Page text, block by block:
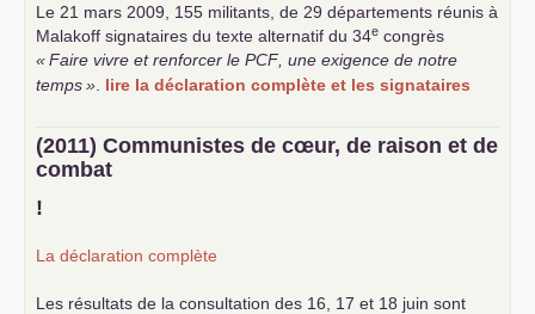
Le 21 mars 2009, 155 militants, de 29 départements réunis à
Malakoff signataires du texte alternatif du 34e congrès
«Faire vivre et renforcer le PCF , une exigence de notre
temps» lire la déclaration complète et les signataires
(2011) Communistes de cœur, de raison et de
combat
!
La déclaration complète
Les résultats de la consultation des 16, 17 et 18 juin sont